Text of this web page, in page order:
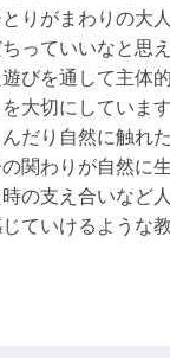
りがまわりの大
っていいなと思
びを通して主体
大切にしていま
だり自然に触れ
関わりが自然に
の支え合いなど
ていけるような